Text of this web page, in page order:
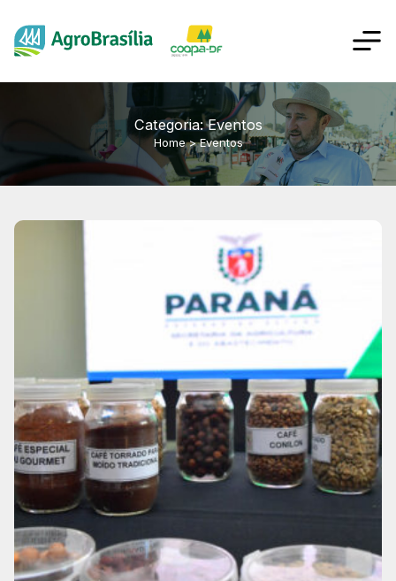
Categoria: Eventos
Home > Eventos